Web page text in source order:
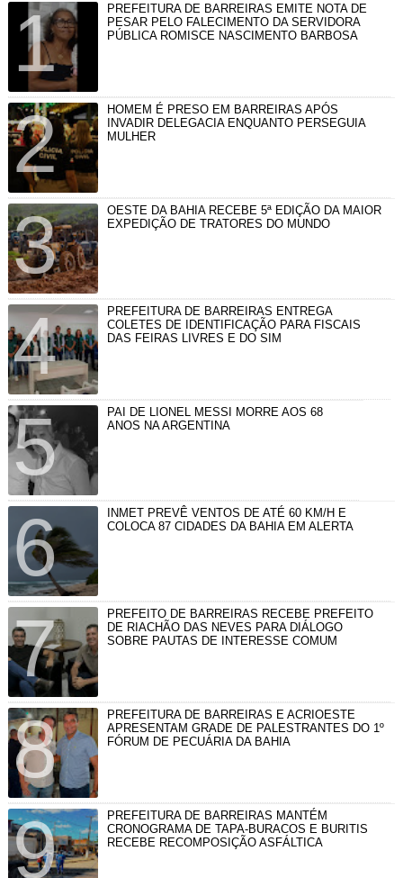
PREFEITURA DE BARREIRAS EMITE NOTA DE
PESAR PELO FALECIMENTO DA SERVIDORA
PÚBLICA ROMISCE NASCIMENTO BARBOSA
HOMEM É PRESO EM BARREIRAS APÓS
INVADIR DELEGACIA ENQUANTO PERSEGUIA
MULHER
OESTE DA BAHIA RECEBE 5ª EDIÇÃO DA MAIOR
EXPEDIÇÃO DE TRATORES DO MUNDO
PREFEITURA DE BARREIRAS ENTREGA
COLETES DE IDENTIFICAÇÃO PARA FISCAIS
DAS FEIRAS LIVRES E DO SIM
PAI DE LIONEL MESSI MORRE AOS 68
ANOS NA ARGENTINA
INMET PREVÊ VENTOS DE ATÉ 60 KM/H E
COLOCA 87 CIDADES DA BAHIA EM ALERTA
PREFEITO DE BARREIRAS RECEBE PREFEITO
DE RIACHÃO DAS NEVES PARA DIÁLOGO
SOBRE PAUTAS DE INTERESSE COMUM
PREFEITURA DE BARREIRAS E ACRIOESTE
APRESENTAM GRADE DE PALESTRANTES DO 1º
FÓRUM DE PECUÁRIA DA BAHIA
PREFEITURA DE BARREIRAS MANTÉM
CRONOGRAMA DE TAPA-BURACOS E BURITIS
RECEBE RECOMPOSIÇÃO ASFÁLTICA